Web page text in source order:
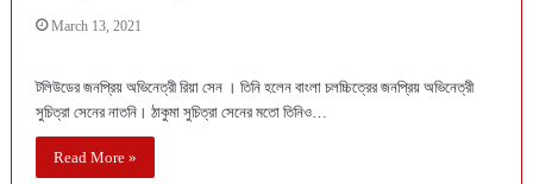
March 13, 2021
টলিউডের জনপ্রিয় অভিনেত্রী রিয়া সেন । তিনি হলেন বাংলা চলচ্চিত্রের জনপ্রিয় অভিনেত্রী
সুচিত্রা সেনের নাতনি। ঠাকুমা সুচিত্রা সেনের মতো তিনিও…
Read More »